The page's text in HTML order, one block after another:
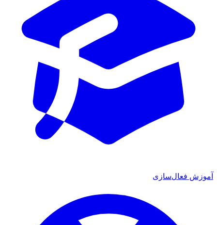
آموزش فعال‌سازی